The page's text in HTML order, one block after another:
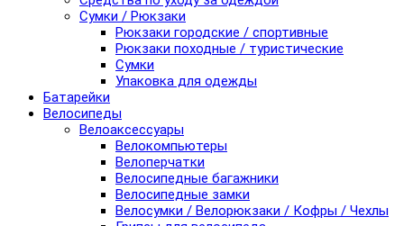
Сумки / Рюкзаки
Рюкзаки городские / спортивные
Рюкзаки походные / туристические
Сумки
Упаковка для одежды
Батарейки
Велосипеды
Велоаксессуары
Велокомпьютеры
Велоперчатки
Велосипедные багажники
Велосипедные замки
Велосумки / Велорюкзаки / Кофры / Чехлы